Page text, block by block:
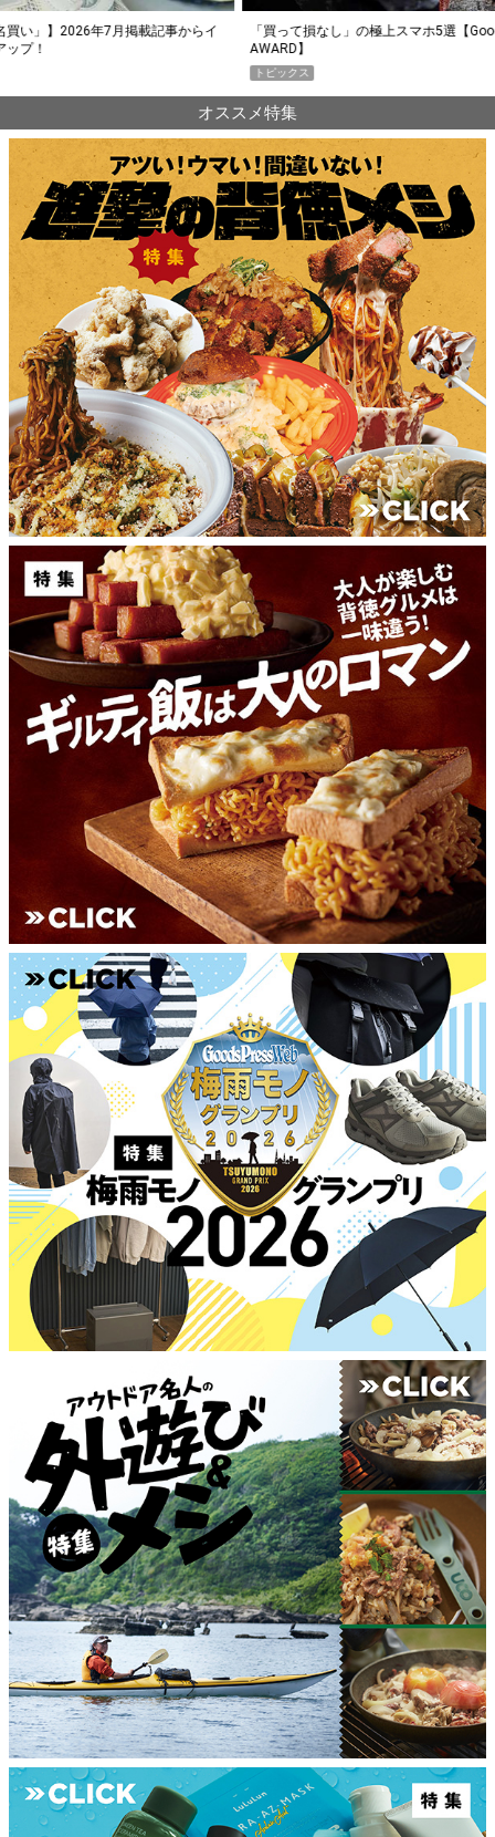
イ
「買って損なし」の極上スマホ5選【GoodsPress 2026上半期
薄着
オススメ特集